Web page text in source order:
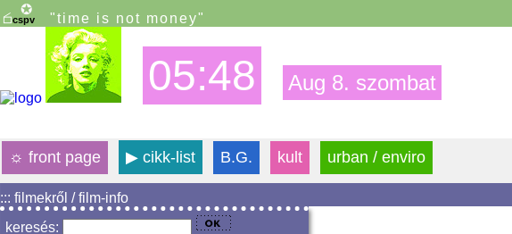
"time is not money"
05:48 Aug 8. szombat
☼ front page ▶ cikk-list B.G. kult urban / enviro
::: filmekről / film-info
keresés: